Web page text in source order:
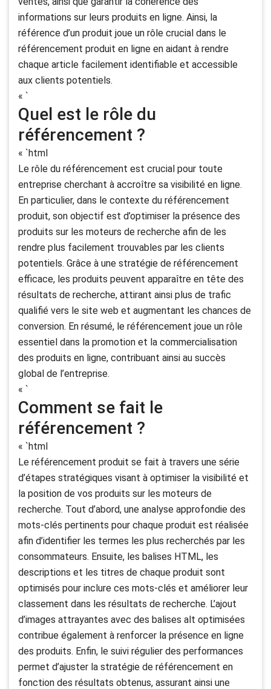
informations sur leurs produits en ligne. Ainsi, la
référence d’un produit joue un rôle crucial dans le
référencement produit en ligne en aidant à rendre
chaque article facilement identifiable et accessible
aux clients potentiels.
« `
Quel est le rôle du
référencement ?
« `html
Le rôle du référencement est crucial pour toute
entreprise cherchant à accroître sa visibilité en ligne.
En particulier, dans le contexte du référencement
produit, son objectif est d’optimiser la présence des
produits sur les moteurs de recherche afin de les
rendre plus facilement trouvables par les clients
potentiels. Grâce à une stratégie de référencement
efficace, les produits peuvent apparaître en tête des
résultats de recherche, attirant ainsi plus de trafic
qualifié vers le site web et augmentant les chances de
conversion. En résumé, le référencement joue un rôle
essentiel dans la promotion et la commercialisation
des produits en ligne, contribuant ainsi au succès
global de l’entreprise.
« `
Comment se fait le
référencement ?
« `html
Le référencement produit se fait à travers une série
d’étapes stratégiques visant à optimiser la visibilité et
la position de vos produits sur les moteurs de
recherche. Tout d’abord, une analyse approfondie des
mots-clés pertinents pour chaque produit est réalisée
afin d’identifier les termes les plus recherchés par les
consommateurs. Ensuite, les balises HTML, les
descriptions et les titres de chaque produit sont
optimisés pour inclure ces mots-clés et améliorer leur
classement dans les résultats de recherche. L’ajout
d’images attrayantes avec des balises alt optimisées
contribue également à renforcer la présence en ligne
des produits. Enfin, le suivi régulier des performances
permet d’ajuster la stratégie de référencement en
fonction des résultats obtenus, assurant ainsi une